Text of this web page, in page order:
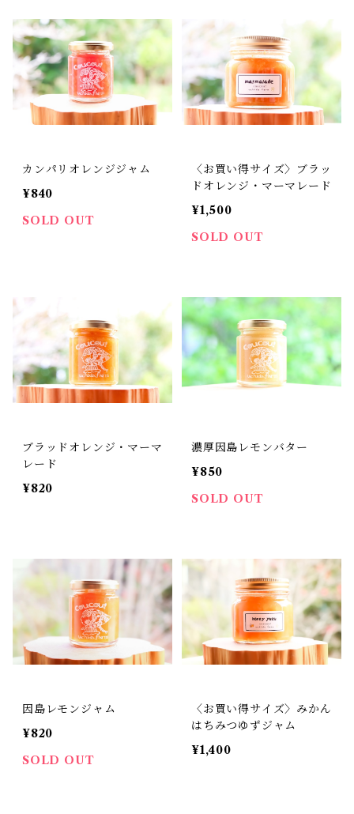
カンパリオレンジジャム
¥840
SOLD OUT
〈お買い得サイズ〉ブラッ
ドオレンジ・マーマレード
¥1,500
SOLD OUT
ブラッドオレンジ・マーマ
レード
¥820
濃厚因島レモンバター
¥850
SOLD OUT
因島レモンジャム
¥820
SOLD OUT
〈お買い得サイズ〉みかん
はちみつゆずジャム
¥1,400